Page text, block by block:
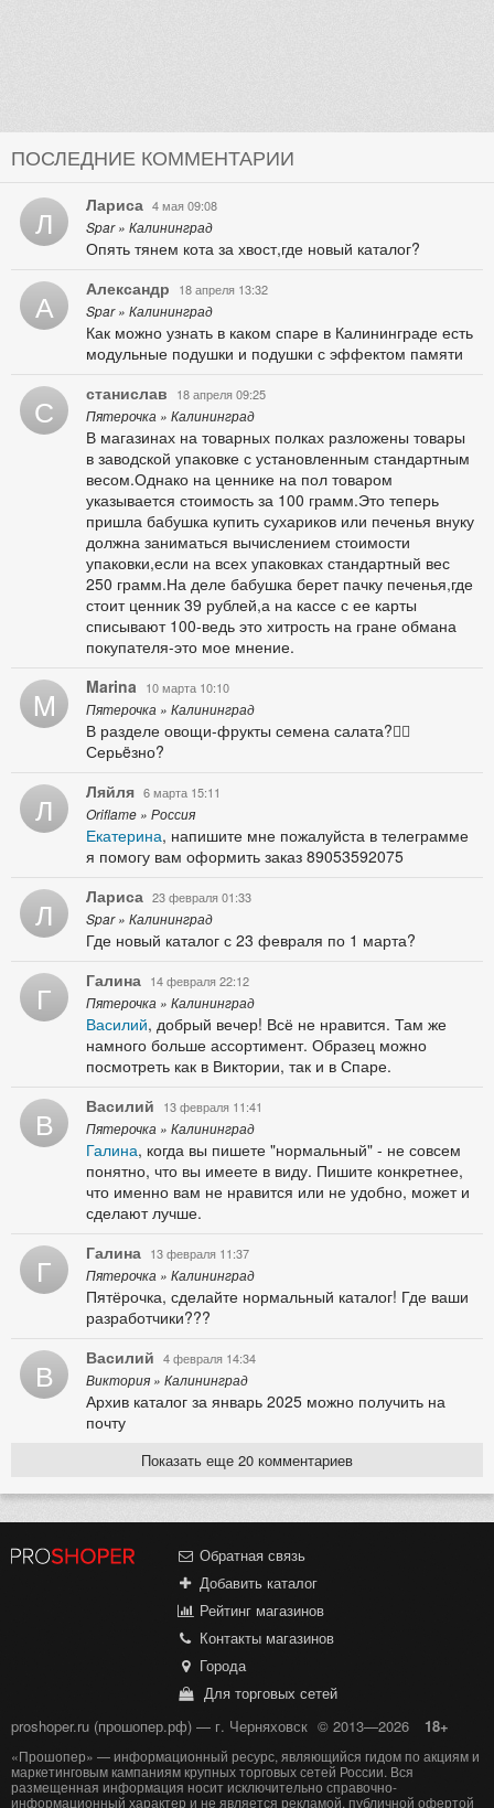
ПОСЛЕДНИЕ КОММЕНТАРИИ
Л Лариса 4 мая 09:08
Spar » Калининград
Опять тянем кота за хвост,где новый каталог?
А Александр
18 апреля 13:32
Spar » Калининград
Как можно узнать в каком спаре в Калининграде есть
модульные подушки и подушки с эффектом памяти
С станислав
18 апреля 09:25
Пятерочка » Калининград
В магазинах на товарных полках разложены товары
в заводской упаковке с установленным стандартным
весом.Однако на ценнике на пол товаром
указывается стоимость за 100 грамм.Это теперь
пришла бабушка купить сухариков или печенья внуку
должна заниматься вычислением стоимости
упаковки,если на всех упаковках стандартный вес
250 грамм.На деле бабушка берет пачку печенья,где
стоит ценник 39 рублей,а на кассе с ее карты
списывают 100-ведь это хитрость на гране обмана
покупателя-это мое мнение.
M Marina
10 марта 10:10
Пятерочка » Калининград
В разделе овощи-фрукты семена салата?🤦‍♀️
Серьëзно?
Л Ляйля 6 марта 15:11
Oriflame » Россия
Екатерина, напишите мне пожалуйста в телеграмме
я помогу вам оформить заказ 89053592075
Л Лариса 23 февраля 01:33
Spar » Калининград
Где новый каталог с 23 февраля по 1 марта?
Г Галина 14 февраля 22:12
Пятерочка » Калининград
Василий, добрый вечер! Всё не нравится. Там же
намного больше ассортимент. Образец можно
посмотреть как в Виктории, так и в Спаре.
В Василий
13 февраля 11:41
Пятерочка » Калининград
Галина, когда вы пишете "нормальный" - не совсем
понятно, что вы имеете в виду. Пишите конкретнее,
что именно вам не нравится или не удобно, может и
сделают лучше.
Г Галина 13 февраля 11:37
Пятерочка » Калининград
Пятёрочка, сделайте нормальный каталог! Где ваши
разработчики???
В Василий 4 февраля 14:34
Виктория » Калининград
Архив каталог за январь 2025 можно получить на
почту
Показать еще 20 комментариев
Обратная связь
Добавить каталог
Рейтинг магазинов
Контакты магазинов
Города
Для торговых сетей
proshoper.ru (прошопер.рф) — г. Черняховск © 2013—2026 18+
«Прошопер» — информационный ресурс, являющийся гидом по акциям и
маркетинговым кампаниям крупных торговых сетей России. Вся
размещенная информация носит исключительно справочно-
информационный характер и не является рекламой, публичной офертой